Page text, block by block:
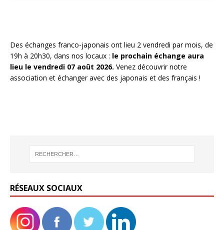
Des échanges franco-japonais ont lieu 2 vendredi par mois, de
19h à 20h30, dans nos locaux : le prochain échange aura
lieu le vendredi 07 août 2026. Venez découvrir notre
association et échanger avec des japonais et des français !
RÉSEAUX SOCIAUX